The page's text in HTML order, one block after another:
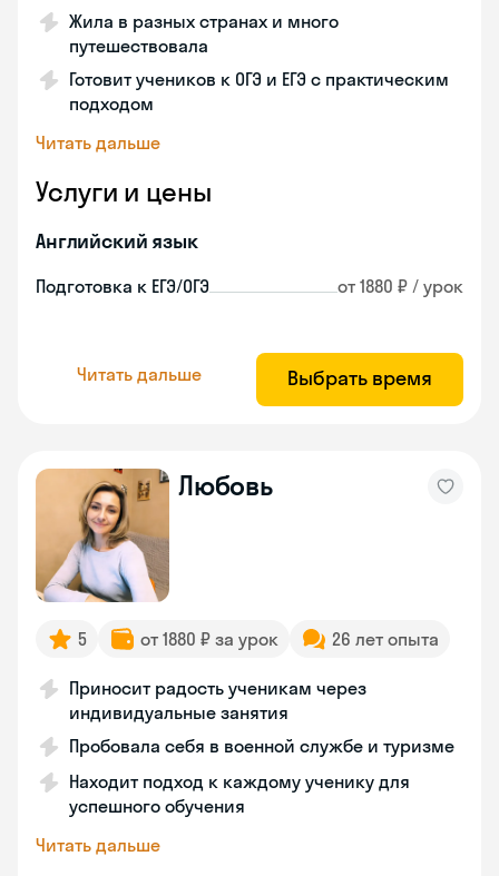
Жила в разных странах и много
путешествовала
Готовит учеников к ОГЭ и ЕГЭ с практическим
подходом
Читать дальше
Услуги и цены
Английский язык
Подготовка к ЕГЭ/ОГЭ от 1880 ₽ / урок
Читать дальше Выбрать время
Любовь
5 от 1880 ₽ за урок 26 лет опыта
Приносит радость ученикам через
индивидуальные занятия
Пробовала себя в военной службе и туризме
Находит подход к каждому ученику для
успешного обучения
Читать дальше